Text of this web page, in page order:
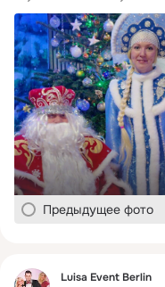
Предыдущее фото
Фид
Luisa Event Berlin